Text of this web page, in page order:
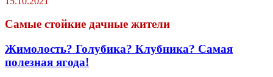
Самые стойкие дачные жители
Жимолость? Голубика? Клубника? Самая
полезная ягода!